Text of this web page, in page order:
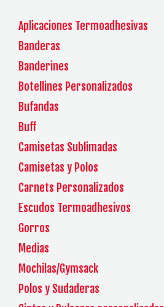
Aplicaciones Termoadhesivas
Banderas
Banderines
Botellines Personalizados
Bufandas
Buff
Camisetas Sublimadas
Camisetas y Polos
Carnets Personalizados
Escudos Termoadhesivos
Gorros
Medias
Mochilas/Gymsack
Polos y Sudaderas